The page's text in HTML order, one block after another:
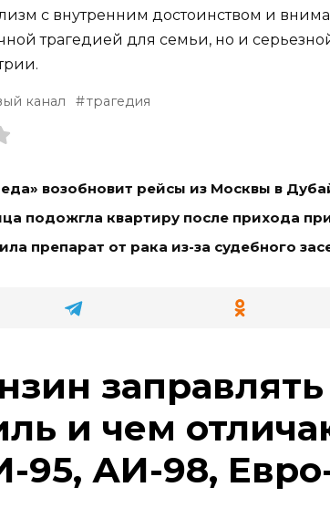
с внутренним достоинством и
трагедией для семьи, но и
канал трагедия
возобновит рейсы из Москвы в
подожгла квартиру после прихода
препарат от рака из-за судебного
заправлять
и чем
95, АИ-98,